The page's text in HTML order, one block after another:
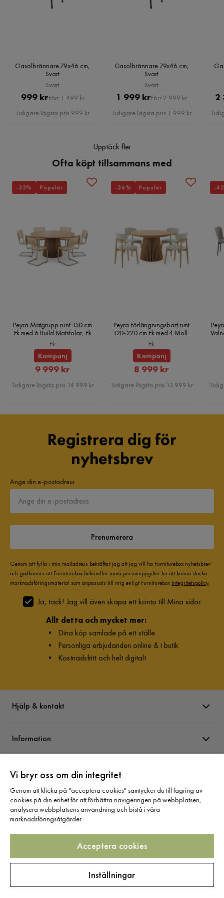
Köpvillkor
Gasolbrännare 79x46 cm,
Svart
Svart
Pris
999 kr Original
Pris
Förr 1 499 kr
Tidigare lägsta pris 999 kr
Gasolbrännare 79x46 cm,
Svart
Svart
Pris
1 999 krOriginal
Pris
Förr 2 999 kr
Tidigare lägsta pris 1 999 kr
2
Upptäck fler
Ofta köpt tillsammans med
Peyra Matgrupp runt 150 cm
Ek med 6 Build Matstolar, Ek
Ek
Kampanj
Rabatterat
Pris
9 999 kr
Tidigare lägsta pris 14 999 kr
-33% Populär
Peyra Förlängningsbart runt
120-220 cm Ek med 4 Molly
Matstolar, Ek
Ek
Kampanj
Rabatterat
Pris
8 999 kr
Tidigare lägsta pris 13 999 kr
-36% Populär -
Registrera dig för
nyhetsbrev
Ange din e-postadress
Prenumerera
Genom att fylla i min mailadress bekräftar jag att jag vill ha Furniturebox nyhetsbrev
och godkänner att Furniturebox behandlar mina personuppgifter för att kunna skicka
marknadsföringsmaterial som anpassats till mig enligt Furniturebox Integritetspolicy.
Ja, tack! Jag vill även skapa ett konto till Mina sidor.
Allt detta och mycket mer:
• Dina köp samlade på ett ställe
• Personliga erbjudanden online & i butik
• Kostnadsfritt och helt digitalt
Hjälp & kontakt
Information
Varumärken
Sortiment
Följ oss
Vi bryr oss om din integritet
Genom att klicka på "acceptera cookies" samtycker du till lagring av
cookies på din enhet för att förbättra navigeringen på webbplatsen,
analysera webbplatsens användning och bistå i våra
marknadsföringsåtgärder.
Acceptera cookies
Inställningar